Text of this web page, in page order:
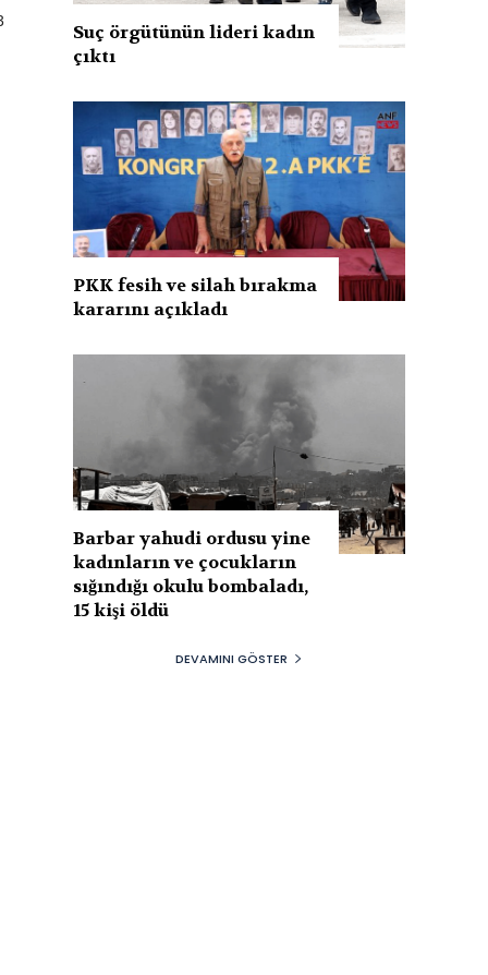
Suç örgütünün lideri kadın
çıktı
PKK fesih ve silah bırakma
kararını açıkladı
Barbar yahudi ordusu yine
kadınların ve çocukların
sığındığı okulu bombaladı,
15 kişi öldü
DEVAMINI GÖSTER